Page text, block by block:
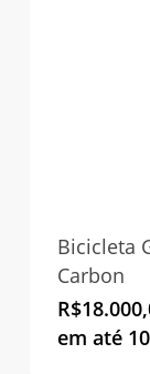
Bicicleta
Carbon
R$
em até